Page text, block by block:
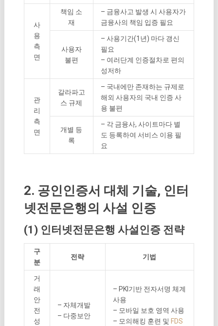
사
용
측
면
책임 소
재
– 금융사고 발생 시 사용자가
금융사의 책임 입증 필요
사용자
불편
– 사용기간(1년) 마다 갱신
필요
– 여러단계 인증절차로 편의
성저하
관
리
측
면
갈라파고
스 규제
– 국내에만 존재하는 규제로
해외 사용자의 국내 인증 사
용 불편
개별 등
록
– 각 금융사, 사이트마다 별
도 등록하여 서비스 이용 필
요
2. 공인인증서 대체 기술, 인터
넷전문은행의 사설 인증
(1) 인터넷전문은행 사설인증 전략
구
분
전략 기법
거
래
안
전
성
– 자체개발
– 다중보안
– PKI기반 전자서명 체계
사용
– 모바일 보호 영역 사용
– 모의해킹 훈련 및 FDS